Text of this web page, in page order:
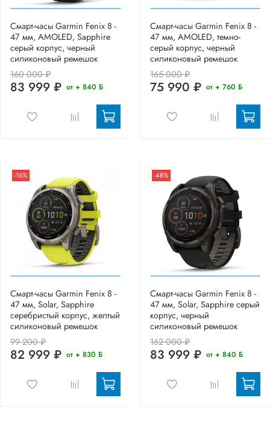
Смарт-часы Garmin Fenix 8 -
47 мм, AMOLED, Sapphire
серый корпус, черный
силиконовый ремешок
160 000 ₽
83 999 ₽ от + 840 Б
Смарт-часы Garmin Fenix 8 -
47 мм, AMOLED, темно-
серый корпус, черный
силиконовый ремешок
165 000 ₽
75 990 ₽ от + 760 Б
-16%
Смарт-часы Garmin Fenix 8 -
47 мм, Solar, Sapphire
серебристый корпус, желтый
силиконовый ремешок
99 200 ₽
82 999 ₽ от + 830 Б
-48%
Смарт-часы Garmin Fenix 8 -
47 мм, Solar, Sapphire серый
корпус, черный
силиконовый ремешок
162 000 ₽
83 999 ₽ от + 840 Б